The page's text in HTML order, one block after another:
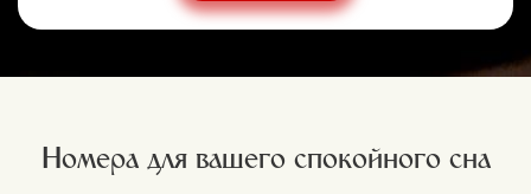
Номера для вашего спокойного сна